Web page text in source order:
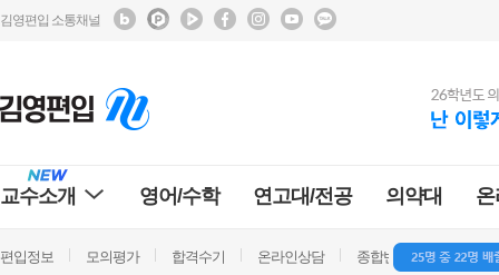
김영편입 소통채널
교수소개 영어/수학 연고대/전공 의약대
편입정보 모의평가 합격수기 온라인상담 종합반 방문상담